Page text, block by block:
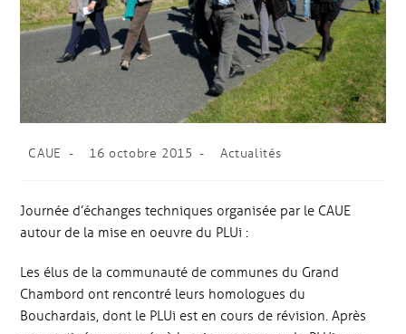
CAUE 16 octobre 2015 Actualités
Journée d’échanges techniques organisée par le CAUE
autour de la mise en oeuvre du PLUi :
Les élus de la communauté de communes du Grand
Chambord ont rencontré leurs homologues du
Bouchardais, dont le PLUi est en cours de révision. Après